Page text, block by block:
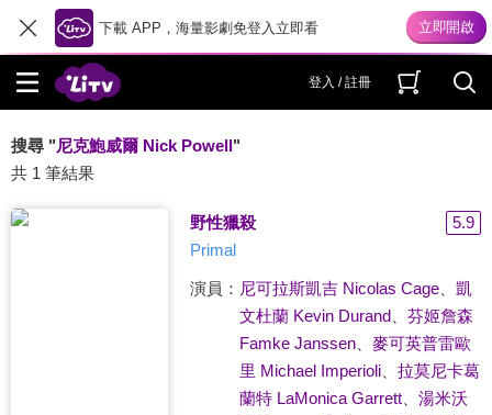
下載 APP，海量影劇免登入立即看
登入 / 註冊
搜尋 "尼克鮑威爾 Nick Powell"
共 1 筆結果
野性獵殺
5.9
Primal
演員： 尼可拉斯凱吉 Nicolas Cage、 凱
文杜蘭 Kevin Durand、 芬姬詹森
Famke Janssen、 麥可英普雷歐
里 Michael Imperioli、 拉莫尼卡葛
蘭特 LaMonica Garrett、 湯米沃